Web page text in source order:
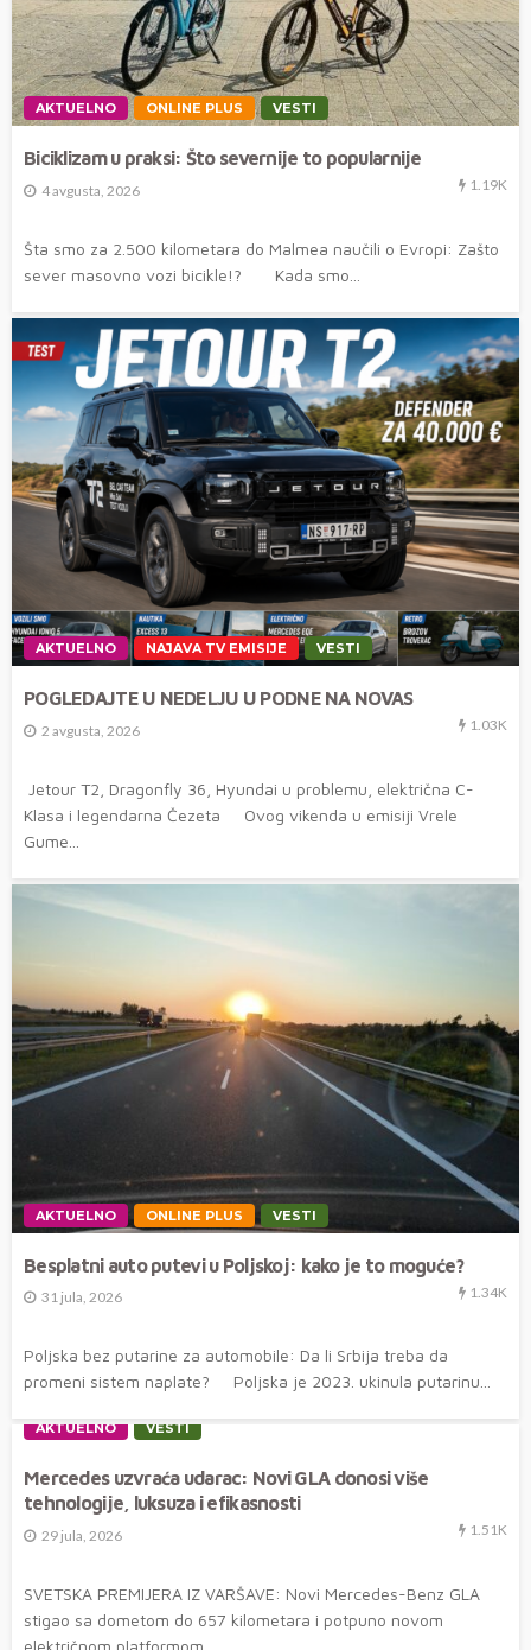
AKTUELNO ONLINE PLUS VESTI
Biciklizam u praksi: Što severnije to popularnije
4 avgusta, 2026 1.19K
Šta smo za 2.500 kilometara do Malmea naučili o Evropi: Zašto
sever masovno vozi bicikle!? Kada smo...
AKTUELNO NAJAVA TV EMISIJE VESTI
POGLEDAJTE U NEDELJU U PODNE NA NOVAS
2 avgusta, 2026 1.03K
Jetour T2, Dragonfly 36, Hyundai u problemu, električna C-
Klasa i legendarna Čezeta Ovog vikenda u emisiji Vrele
Gume...
AKTUELNO ONLINE PLUS VESTI
Besplatni auto putevi u Poljskoj: kako je to moguće?
31 jula, 2026 1.34K
Poljska bez putarine za automobile: Da li Srbija treba da
promeni sistem naplate? Poljska je 2023. ukinula putarinu...
AKTUELNO VESTI
Mercedes uzvraća udarac: Novi GLA donosi više
tehnologije, luksuza i efikasnosti
29 jula, 2026 1.51K
SVETSKA PREMIJERA IZ VARŠAVE: Novi Mercedes-Benz GLA
stigao sa dometom do 657 kilometara i potpuno novom